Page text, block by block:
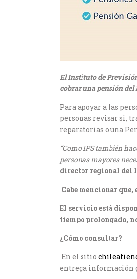
El Instituto de
cobrar una pensión del
Para apoyar a las
personas revisar si,
reparatorias o una
“Como IPS también
personas mayores
director regional del
Cabe mencionar
El servicio está
tiempo prolongado,
¿Cómo consultar?
En el sitio
entrega información